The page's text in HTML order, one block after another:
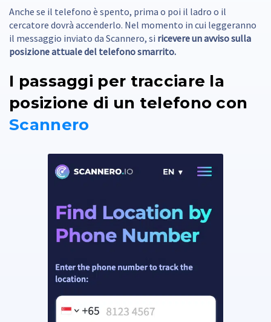
Anche se il telefono è spento, prima o poi il ladro o il
cercatore dovrà accenderlo. Nel momento in cui leggeranno
il messaggio inviato da Scannero, si ricevere un avviso sulla
posizione attuale del telefono smarrito.
I passaggi per tracciare la
posizione di un telefono con
Scannero